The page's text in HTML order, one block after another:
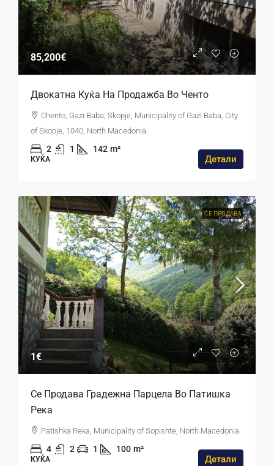
85,200€
Двокатна Куќа На Продажба Во Ченто
Chento, Gazi Baba, Skopje, Municipality of Gazi Baba, City
of Skopje, 1040, North Macedonia
2 1 142 m²
КУЌА Детали
СЕ ПРОДАВА
1€
Се Продава Градежна Парцела Во Патишка
Река
Patishka Reka, Municipality of Sopishte, North Macedonia
4 2 1 100 m²
КУЌА Детали